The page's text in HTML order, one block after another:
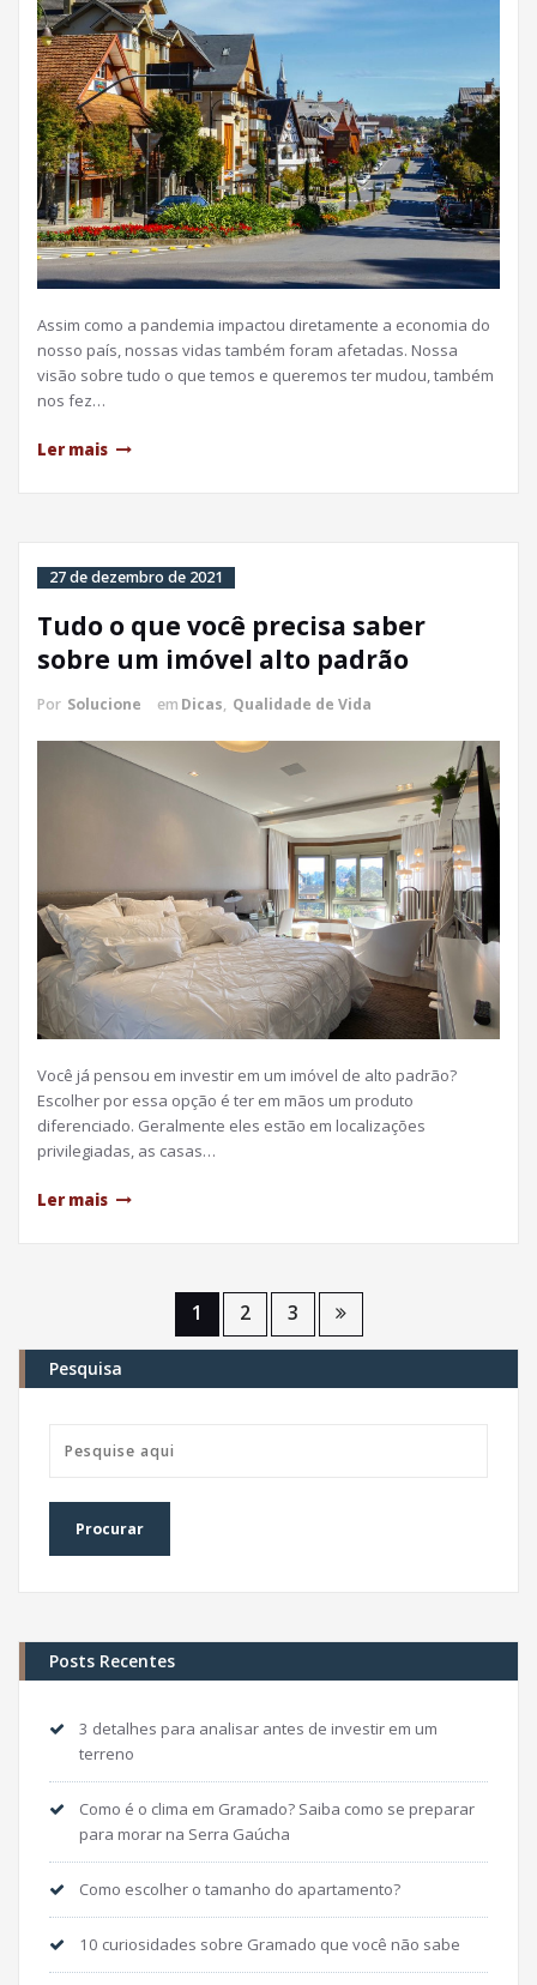
Assim como a pandemia impactou diretamente a economia do
nosso país, nossas vidas também foram afetadas. Nossa
visão sobre tudo o que temos e queremos ter mudou, também
nos fez…
Ler mais
27 de dezembro de 2021
Tudo o que você precisa saber
sobre um imóvel alto padrão
Por Solucione em Dicas, Qualidade de Vida
Você já pensou em investir em um imóvel de alto padrão?
Escolher por essa opção é ter em mãos um produto
diferenciado. Geralmente eles estão em localizações
privilegiadas, as casas…
Ler mais
por
1 2 3
Pesquisa
Posts Recentes
3 detalhes para analisar antes de investir em um
terreno
Como é o clima em Gramado? Saiba como se preparar
para morar na Serra Gaúcha
Como escolher o tamanho do apartamento?
10 curiosidades sobre Gramado que você não sabe